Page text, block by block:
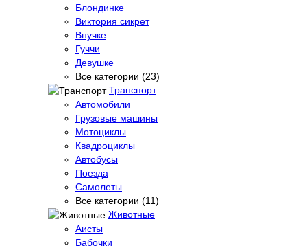
Блондинке
Виктория сикрет
Внучке
Гуччи
Девушке
Все категории (23)
Транспорт
Автомобили
Грузовые машины
Мотоциклы
Квадроциклы
Автобусы
Поезда
Самолеты
Все категории (11)
Животные
Аисты
Бабочки